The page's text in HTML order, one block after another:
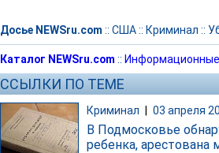
Досье NEWSru.com :: США:: Криминал ::
Каталог NEWSru.com ::
ССЫЛКИ ПО ТЕМЕ
Криминал 03 апреля
В Подмосковье
ребенка, арестована